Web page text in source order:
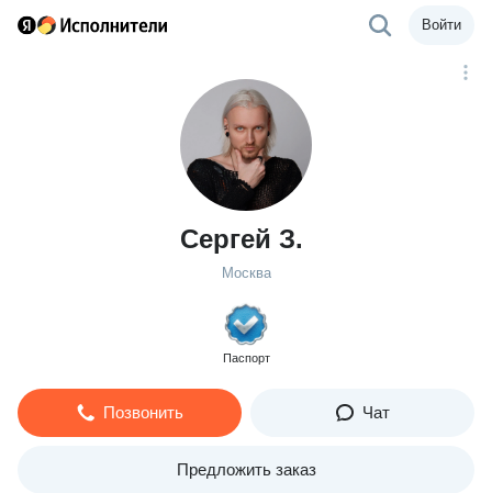
Войти
Сергей З.
Москва
Паспорт
Позвонить Чат
Предложить заказ